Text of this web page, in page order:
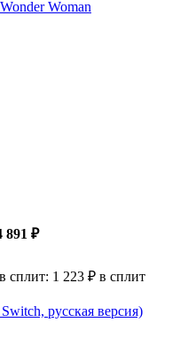
Woman
891 ₽
сплит: 1 223 ₽ в сплит
русская версия)